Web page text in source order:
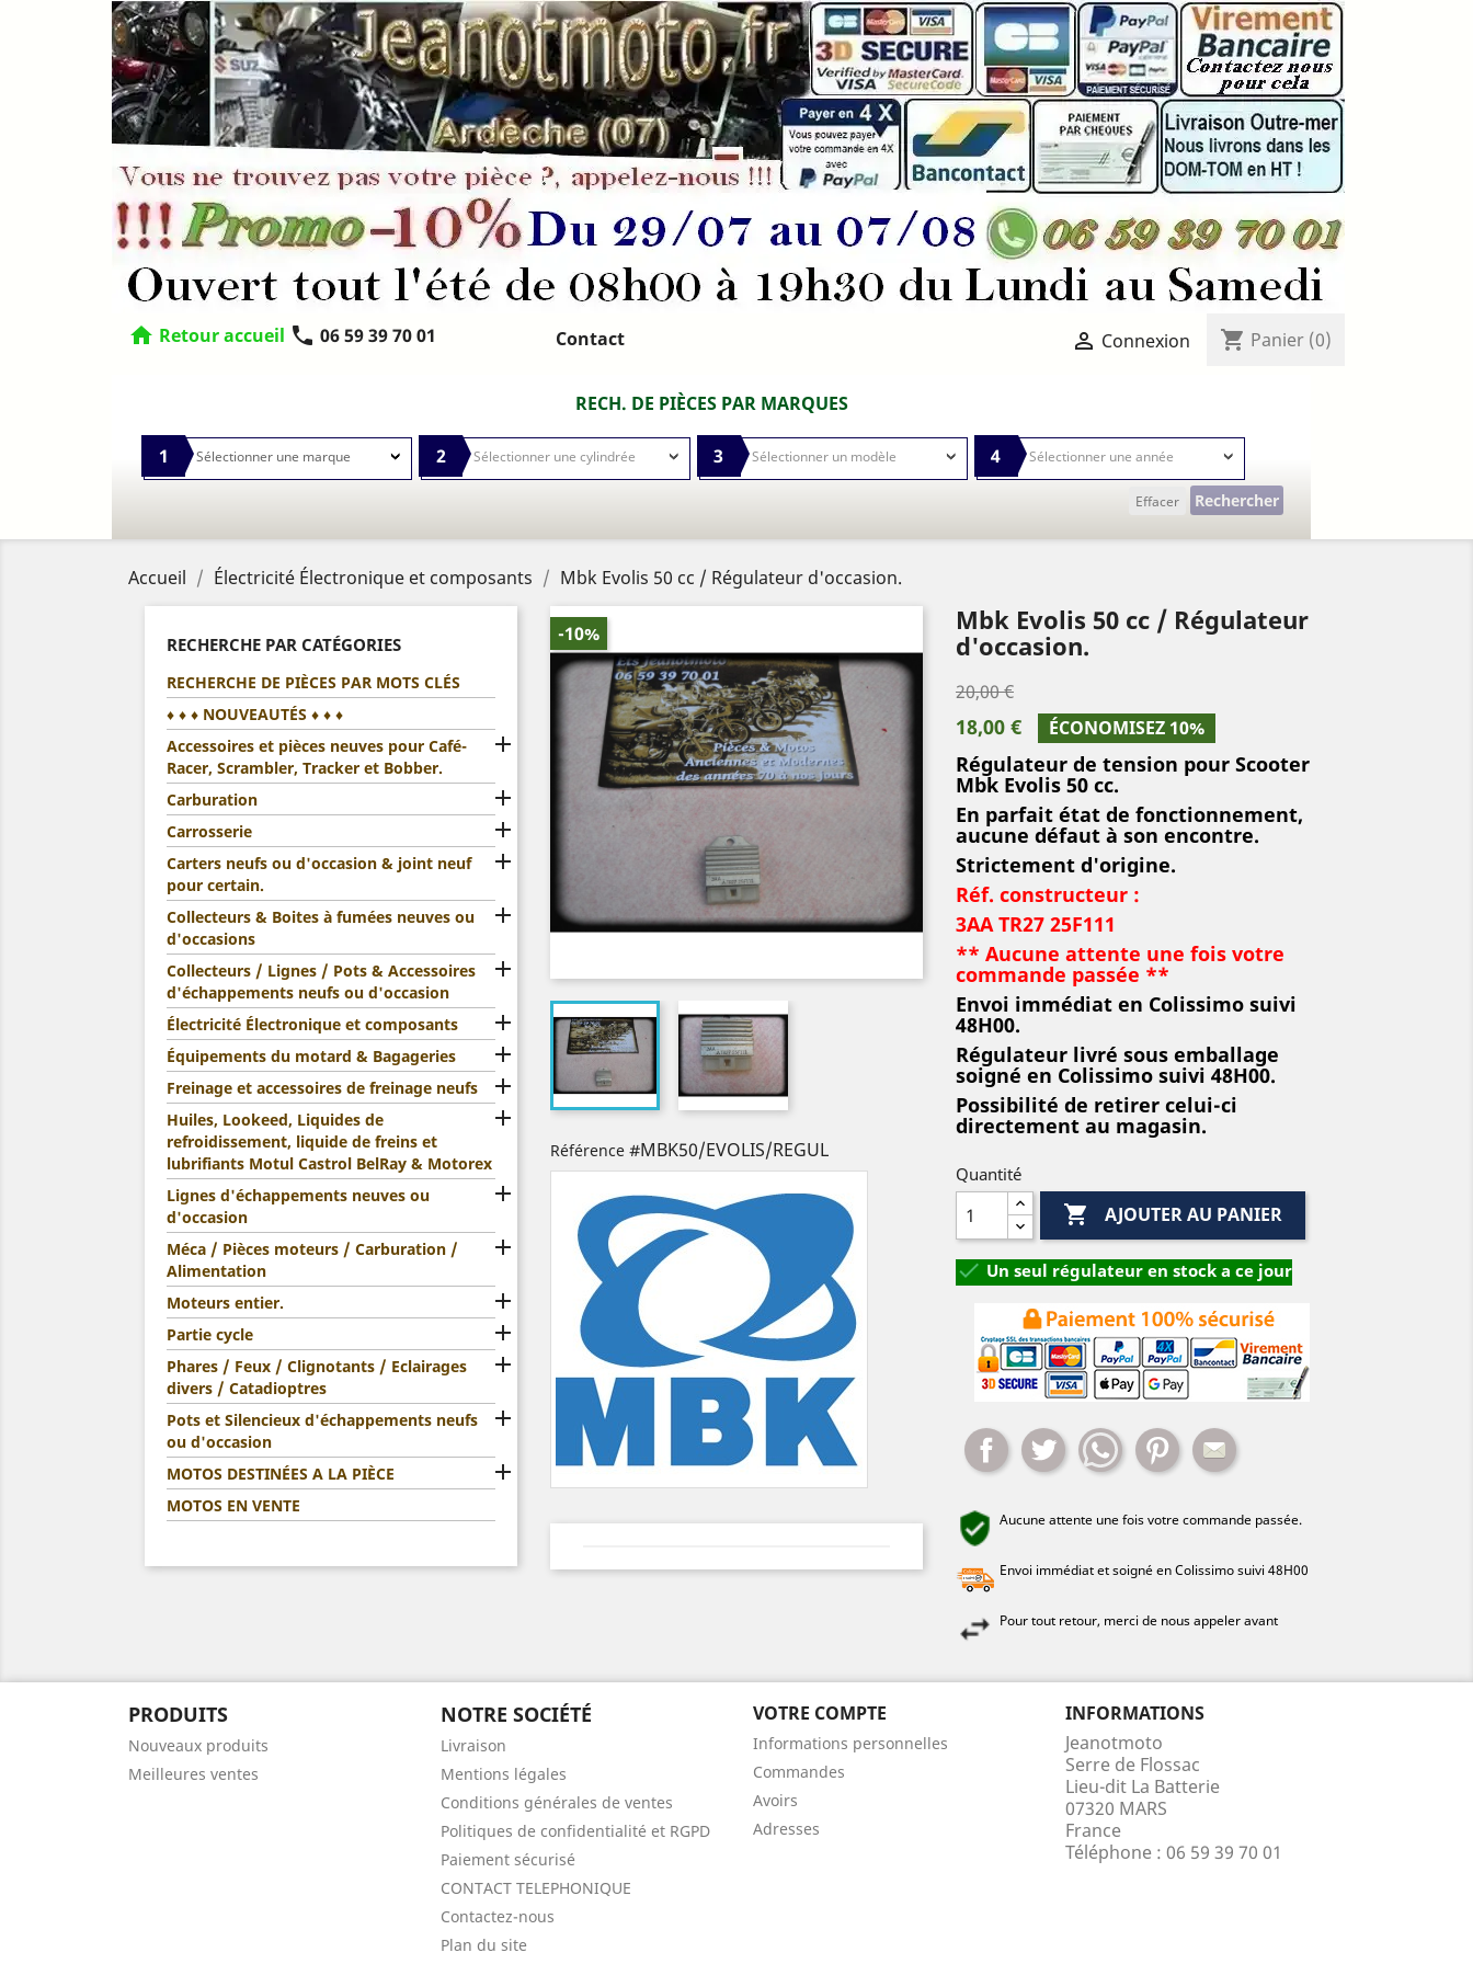
home Retour accueil phone 06 59 39 70 01 Contact  Connexion shopping_cart Panier (0)
RECH. DE PIÈCES PAR MARQUES
1 2 3 4
Effacer Rechercher
Accueil Électricité Électronique et composants Mbk Evolis 50 cc / Régulateur d'occasion.
RECHERCHE PAR CATÉGORIES
RECHERCHE DE PIÈCES PAR MOTS CLÉS
♦ ♦ ♦ NOUVEAUTÉS ♦ ♦ ♦
Accessoires et pièces neuves pour Café-
Racer, Scrambler, Tracker et Bobber.

Carburation 
Carrosserie 
Carters neufs ou d'occasion & joint neuf
pour certain.

Collecteurs & Boites à fumées neuves ou
d'occasions

Collecteurs / Lignes / Pots & Accessoires
d'échappements neufs ou d'occasion

Électricité Électronique et composants 
Équipements du motard & Bagageries 
Freinage et accessoires de freinage neufs 
Huiles, Lookeed, Liquides de
refroidissement, liquide de freins et
lubrifiants Motul Castrol BelRay & Motorex

Lignes d'échappements neuves ou
d'occasion

Méca / Pièces moteurs / Carburation /
Alimentation

Moteurs entier. 
Partie cycle 
Phares / Feux / Clignotants / Eclairages
divers / Catadioptres

Pots et Silencieux d'échappements neufs
ou d'occasion

MOTOS DESTINÉES A LA PIÈCE 
MOTOS EN VENTE
-10%
Référence #MBK50/EVOLIS/REGUL
Mbk Evolis 50 cc / Régulateur
d'occasion.
20,00 €
18,00 € ÉCONOMISEZ 10%
Régulateur de tension pour Scooter
Mbk Evolis 50 cc.
En parfait état de fonctionnement,
aucune défaut à son encontre.
Strictement d'origine.
Réf. constructeur :
3AA TR27 25F111
** Aucune attente une fois votre
commande passée **
Envoi immédiat en Colissimo suivi
48H00.
Régulateur livré sous emballage
soigné en Colissimo suivi 48H00.
Possibilité de retirer celui-ci
directement au magasin.
Quantité
 AJOUTER AU PANIER
 Un seul régulateur en stock a ce jour
PartagerTweet WhatsappPinterestMail
Aucune attente une fois votre commande passée.
Envoi immédiat et soigné en Colissimo suivi 48H00
Pour tout retour, merci de nous appeler avant
PRODUITS
Nouveaux produits
Meilleures ventes
NOTRE SOCIÉTÉ
Livraison
Mentions légales
Conditions générales de ventes
Politiques de confidentialité et RGPD
Paiement sécurisé
CONTACT TELEPHONIQUE
Contactez-nous
Plan du site
VOTRE COMPTE
Informations personnelles
Commandes
Avoirs
Adresses
INFORMATIONS
Jeanotmoto
Serre de Flossac
Lieu-dit La Batterie
07320 MARS
France
Téléphone : 06 59 39 70 01